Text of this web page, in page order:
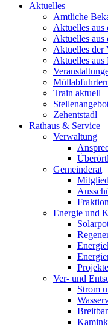
Aktuelles
Amtliche
Aktuelles aus
Aktuelles aus
Aktuelles der
Aktuelles
Train aktuell
Zehentstadl
Rathaus & Service
Verwaltung
Gemeinderat
Energie und
Projekte
Ver- und
Strom